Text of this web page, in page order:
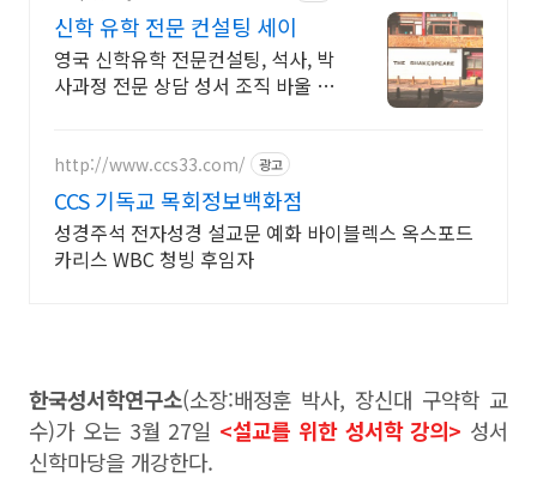
신학 유학 전문 컨설팅 세이
영국 신학유학 전문컨설팅, 석사, 박
사과정 전문 상담 성서 조직 바울 성
http://www.ccs33.com/ 광고
CCS 기독교 목회정보백화점
성경주석 전자성경 설교문 예화 바이블렉스 옥스포드
카리스 WBC 청빙 후임자
한국성서학연구소(소장:배정훈 박사, 장신대 구약학 교
수)가 오는 3월 27일 <설교를 위한 성서학 강의> 성서
신학마당을 개강한다.